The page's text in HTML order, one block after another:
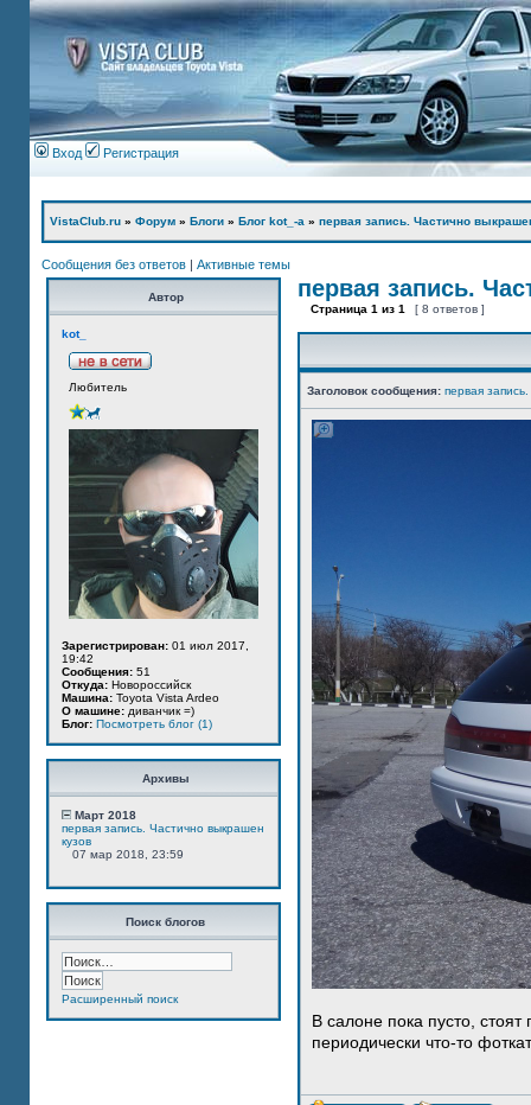
Вход Регистрация
VistaClub.ru » Форум » Блоги » Блог kot_-а » первая запись. Частично
Сообщения без ответов | Активные темы
Автор
kot_
Любитель
Зарегистрирован: 01 июл 2017,
19:42
Сообщения: 51
Откуда: Новороссийск
Машина: Toyota Vista Ardeo
О машине: диванчик =)
Блог: Посмотреть блог (1)
Архивы
Март 2018
первая запись. Частично выкрашен
кузов
07 мар 2018, 23:59
Поиск блогов
Расширенный поиск
первая запись.
Страница 1 из 1 [ 8 ответов ]
Заголовок сообщения: первая
В салоне пока пусто,
периодически что-то